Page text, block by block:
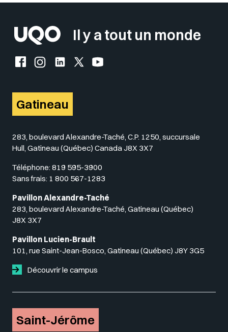
Il y a tout un monde
Facebook de l'UQO
Instagram de l'UQO
LinkedIn de l'UQO
X (Twitter) de l'UQO
YouTube de l'UQO
Gatineau
283, boulevard Alexandre-Taché, C.P. 1250, succursale
Hull, Gatineau (Québec) Canada J8X 3X7
Téléphone: 819 595-3900
Sans frais: 1 800 567-1283
Pavillon Alexandre-Taché
283, boulevard Alexandre-Taché, Gatineau (Québec)
J8X 3X7
Pavillon Lucien-Brault
101, rue Saint-Jean-Bosco, Gatineau (Québec) J8Y 3G5
Découvrir le campus
Saint-Jérôme